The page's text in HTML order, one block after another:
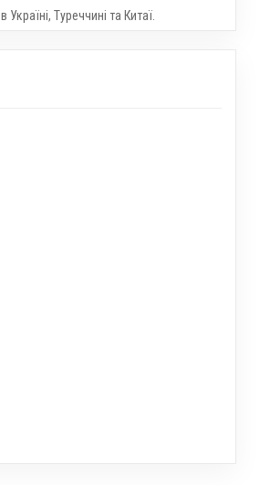
Туреччині та Китаї.